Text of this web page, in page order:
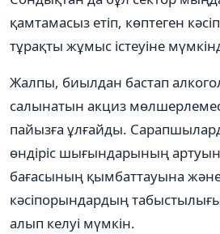
қамтамасыз етіп, көптеген
тұрақты жұмыс істеуіне
Жалпы, биылдан бастап
салынатын акциз
пайызға ұлғайды.
өндіріс шығындарының
бағасының қымбаттауына
кәсіпорындардың
алып келуі мүмкін.